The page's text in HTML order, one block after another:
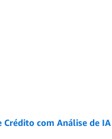
com Análise de